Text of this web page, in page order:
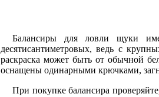
Балансиры для ловли щуки
десятисантиметровых, ведь с
раскраска может быть от обычной
оснащены одинарными крючками,
При покупке балансира